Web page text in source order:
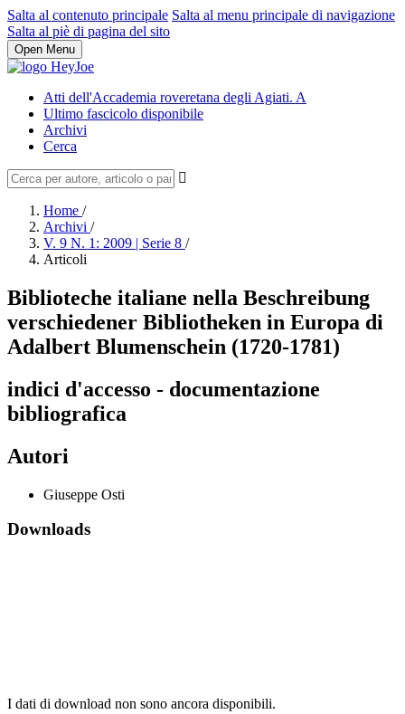
Salta al contenuto principale Salta al menu principale di navigazione
Salta al piè di pagina del sito
Open Menu
Atti dell'Accademia roveretana degli Agiati. A
Ultimo fascicolo disponibile
Archivi
Cerca
Home /
Archivi /
V. 9 N. 1: 2009 | Serie 8 /
Articoli
Biblioteche italiane nella Beschreibung
verschiedener Bibliotheken in Europa di
Adalbert Blumenschein (1720-1781)
indici d'accesso - documentazione
bibliografica
Autori
Giuseppe Osti
Downloads
I dati di download non sono ancora disponibili.